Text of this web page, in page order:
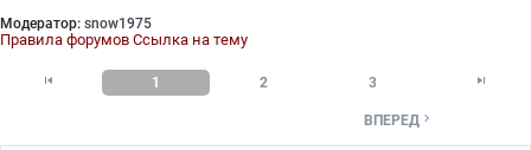
Модератор: snow1975
Правила форумов Ссылка на тему
 1 2 3 
ВПЕРЕД 